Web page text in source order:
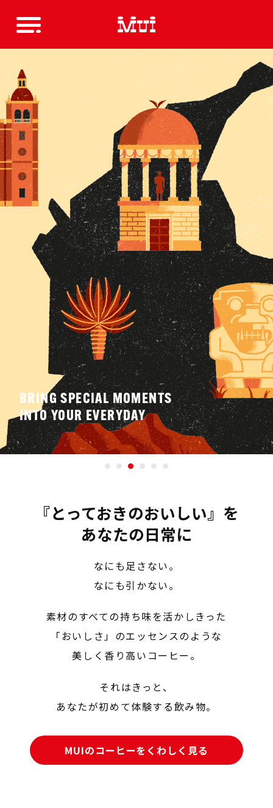
BRING SPECIAL MOMENTS
INTO YOUR EVERYDAY
『とっておきのおいしい』を
あなたの日常に
なにも足さない。
なにも引かない。
素材のすべての持ち味を活かしきった
「おいしさ」のエッセンスのような
美しく香り高いコーヒー。
それはきっと、
あなたが初めて体験する飲み物。
MUIのコーヒーをくわしく見る